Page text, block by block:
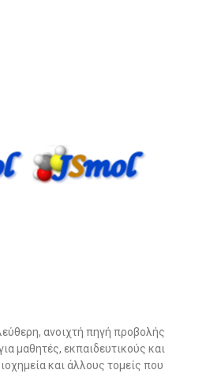
ανοιχτή πηγή προβολής
μαθητές, εκπαιδευτικούς και
και άλλους τομείς που